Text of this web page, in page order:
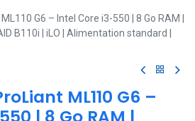
G6 – Intel Core i3-550 | 8 Go RAM |
B110i | iLO | Alimentation standard |
ML110 G6 –
| 8 Go RAM |